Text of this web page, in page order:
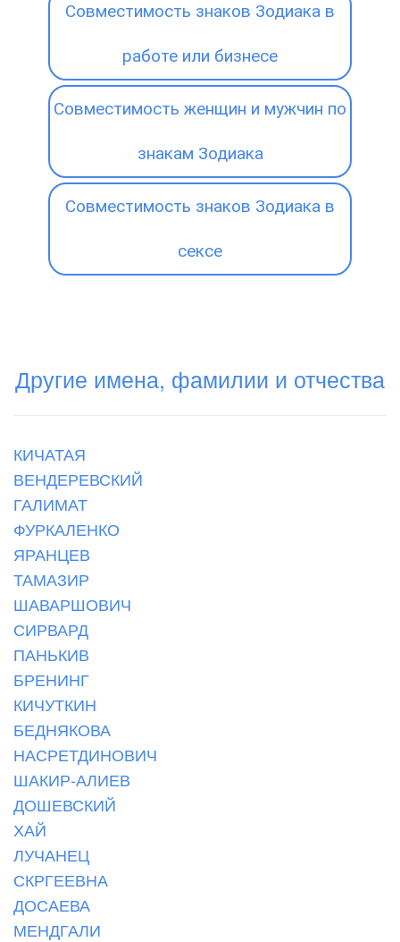
Совместимость знаков Зодиака в
работе или бизнесе
Совместимость женщин и мужчин по
знакам Зодиака
Совместимость знаков Зодиака в
сексе
Другие имена, фамилии и отчества
КИЧАТАЯ
ВЕНДЕРЕВСКИЙ
ГАЛИМАТ
ФУРКАЛЕНКО
ЯРАНЦЕВ
ТАМАЗИР
ШАВАРШОВИЧ
СИРВАРД
ПАНЬКИВ
БРЕНИНГ
КИЧУТКИН
БЕДНЯКОВА
НАСРЕТДИНОВИЧ
ШАКИР-АЛИЕВ
ДОШЕВСКИЙ
ХАЙ
ЛУЧАНЕЦ
СКРГЕЕВНА
ДОСАЕВА
МЕНДГАЛИ